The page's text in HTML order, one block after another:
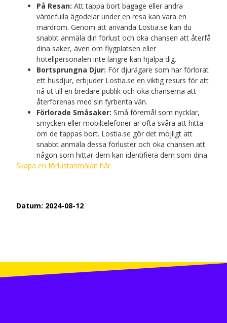
På Resan: Att tappa bort bagage eller andra
värdefulla ägodelar under en resa kan vara en
mardröm. Genom att använda Lostia.se kan du
snabbt anmäla din förlust och öka chansen att återfå
dina saker, även om flygplatsen eller
hotellpersonalen inte längre kan hjälpa dig.
Bortsprungna Djur: För djurägare som har förlorat
ett husdjur, erbjuder Lostia.se en viktig resurs för att
nå ut till en bredare publik och öka chanserna att
återförenas med sin fyrbenta vän.
Förlorade Småsaker: Små föremål som nycklar,
smycken eller mobiltelefoner är ofta svåra att hitta
om de tappas bort. Lostia.se gör det möjligt att
snabbt anmäla dessa förluster och öka chansen att
någon som hittar dem kan identifiera dem som dina.
Skapa en förlustanmälan här.
Datum: 2024-08-12